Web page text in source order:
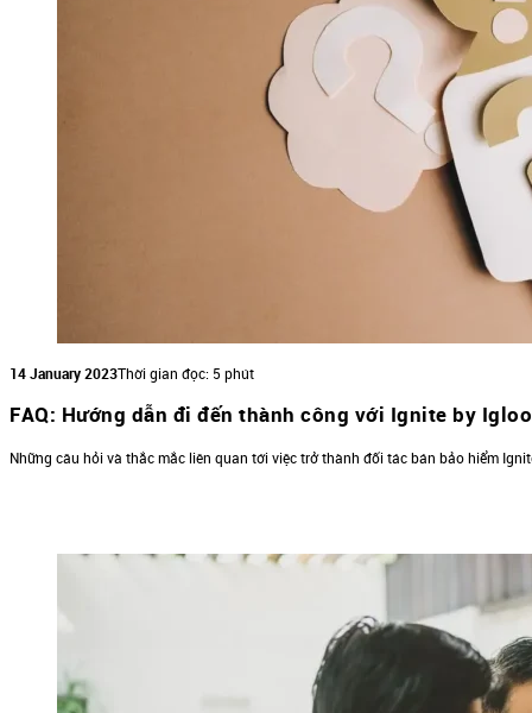
14 January 2023Thời gian đọc: 5 phút
FAQ: Hướng dẫn đi đến thành công với Ignite by Igloo
Những câu hỏi và thắc mắc liên quan tới việc trở thành đối tác bán bảo hiểm